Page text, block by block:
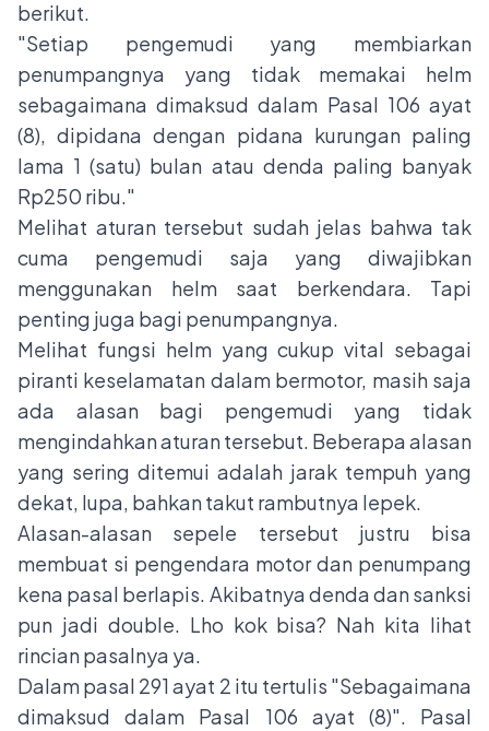
berikut.
"Setiap pengemudi yang membiarkan
penumpangnya yang tidak memakai helm
sebagaimana dimaksud dalam Pasal 106 ayat
(8), dipidana dengan pidana kurungan paling
lama 1 (satu) bulan atau denda paling banyak
Rp250 ribu."
Melihat aturan tersebut sudah jelas bahwa tak
cuma pengemudi saja yang diwajibkan
menggunakan helm saat berkendara. Tapi
penting juga bagi penumpangnya.
Melihat fungsi helm yang cukup vital sebagai
piranti keselamatan dalam bermotor, masih saja
ada alasan bagi pengemudi yang tidak
mengindahkan aturan tersebut. Beberapa alasan
yang sering ditemui adalah jarak tempuh yang
dekat, lupa, bahkan takut rambutnya lepek.
Alasan-alasan sepele tersebut justru bisa
membuat si pengendara motor dan penumpang
kena pasal berlapis. Akibatnya denda dan sanksi
pun jadi double. Lho kok bisa? Nah kita lihat
rincian pasalnya ya.
Dalam pasal 291 ayat 2 itu tertulis "Sebagaimana
dimaksud dalam Pasal 106 ayat (8)". Pasal